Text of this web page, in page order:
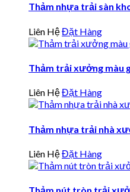
Thảm nhựa trải sàn
Liên HệĐặt Hàng
Thảm trải xưởng màu
Liên HệĐặt Hàng
Thảm nhựa trải nhà
Liên HệĐặt Hàng